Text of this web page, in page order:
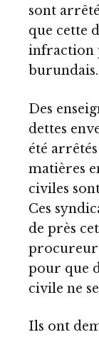
sont
que cette
infraction
burundais.
Des
dettes
été
matières
civiles
Ces
de près
procureur
pour que
civile ne
Ils ont